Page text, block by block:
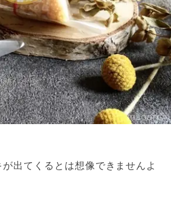
出てくるとは想像できませんよ